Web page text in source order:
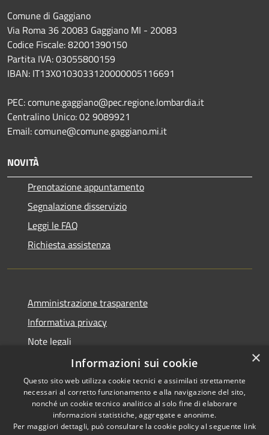
Comune di Gaggiano
Via Roma 36 20083 Gaggiano MI - 20083
Codice Fiscale: 82001390150
Partita IVA: 03055800159
IBAN: IT13X0103033120000005116691
PEC: comune.gaggiano@pec.regione.lombardia.it
Centralino Unico: 02 9089921
Email: comune@comune.gaggiano.mi.it
NOVITÀ
Prenotazione appuntamento
Segnalazione disservizio
Leggi le FAQ
Richiesta assistenza
Amministrazione trasparente
Informativa privacy
Note legali
Dichiarazione di accessibilità
RSS
Copyright © 2026 • Comune di
×
Informazioni sui cookie
Questo sito web utilizza cookie tecnici e assimilati strettamente
necessari al corretto funzionamento e alla navigazione del sito,
nonché un cookie tecnico analitico al solo fine di elaborare
informazioni statistiche, aggregate e anonime.
Per maggiori dettagli, può consultare la cookie policy al seguente link